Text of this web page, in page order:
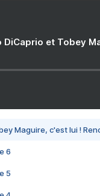
DiCaprio et Tobey
Maguire, c'est lui !
6
5